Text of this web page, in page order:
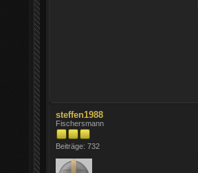
steffen1988
Fischersmann
Beiträge: 732